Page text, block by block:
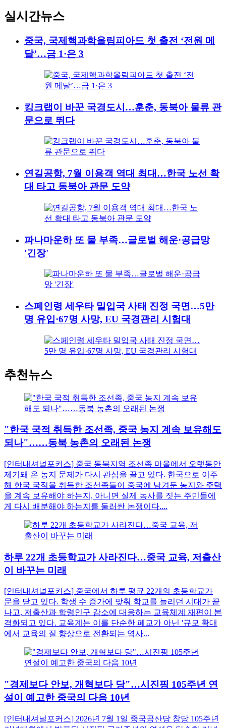
실시간뉴스
중국, 국제핵과학올림피아드 첫 출전 ‘전원 메
달’…금 1·은 3
킹크랩이 바꾼 국경도시…훈춘, 동북아 물류 관
문으로 뛰다
연길공항, 7월 이용객 역대 최대…한국 노선 확
대 타고 동북아 관문 도약
파나마운하 또 물 부족…글로벌 해운·공급망
'긴장'
스페인령 세우타 밀입국 사태 진정 국면…5만
명 유입·67명 사망, EU 국경관리 시험대
추천뉴스
"한국 국적 취득한 조선족, 중국 농지 계속 보유해도
되나"……동북 농촌의 오래된 논쟁
[인터내셔널포커스] 중국 동북지역 조선족 마을에서 오랫동안
제기돼 온 농지 문제가 다시 관심을 끌고 있다. 한국으로 이주
해 한국 국적을 취득한 조선족들이 중국에 남겨둔 농지와 주택
을 계속 보유해야 하는지, 아니면 실제 농사를 짓는 주민들에
게 다시 배분해야 하는지를 둘러싼 논쟁이다....
하루 22개 초등학교가 사라진다…중국 교육, 저출산
이 바꾸는 미래
[인터내셔널포커스] 중국에서 하루 평균 22개의 초등학교가
문을 닫고 있다. 학생 수 증가에 맞춰 학교를 늘리던 시대가 끝
나고, 저출산과 학령인구 감소에 대응하는 교육체계 재편이 본
격화되고 있다. 교육계는 이를 단순한 폐교가 아닌 '규모 확대
에서 교육의 질 향상으로 전환되는 역사...
"경제보다 안보, 개혁보다 당"…시진핑 105주년 연
설이 예고한 중국의 다음 10년
[인터내셔널포커스] 2026년 7월 1일 중국공산당 창당 105주년